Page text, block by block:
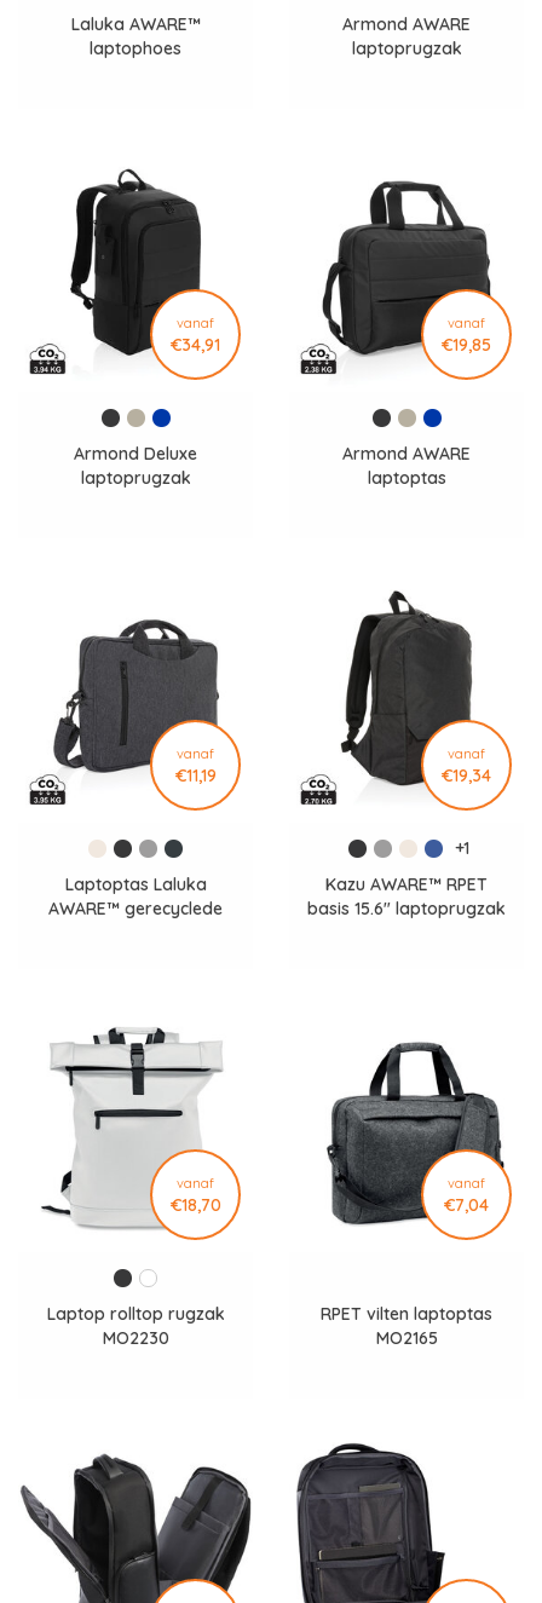
Laluka AWARE™
laptophoes
Armond AWARE
laptoprugzak
vanaf
€34,91
Armond Deluxe
laptoprugzak
vanaf
€19,85
Armond AWARE
laptoptas
vanaf
€11,19
Laptoptas Laluka
AWARE™ gerecyclede
vanaf
€19,34
+1
Kazu AWARE™ RPET
basis 15.6" laptoprugzak
vanaf
€18,70
Laptop rolltop rugzak
MO2230
vanaf
€7,04
RPET vilten laptoptas
MO2165